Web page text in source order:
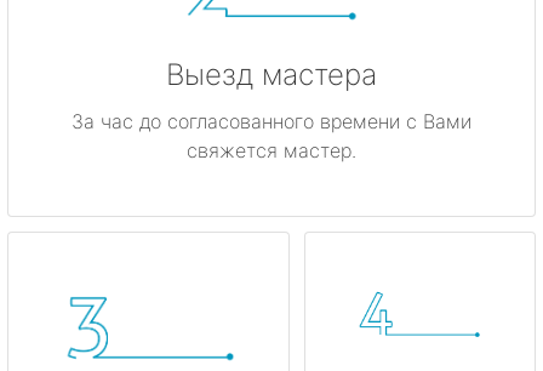
Выезд мастера
За час до согласованного времени с Вами
свяжется мастер.